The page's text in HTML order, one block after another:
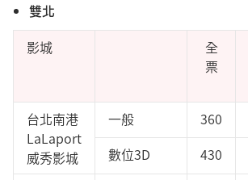
雙北
影城
全
票
台北南港
LaLaport
威秀影城
一般 360
數位3D
430